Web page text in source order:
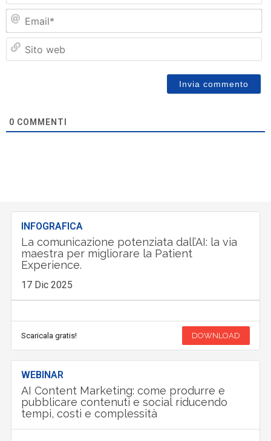
0 COMMENTI
INFOGRAFICA
La comunicazione potenziata dall’AI: la via
maestra per migliorare la Patient
Experience.
17 Dic 2025
Scaricala gratis! DOWNLOAD
WEBINAR
AI Content Marketing: come produrre e
pubblicare contenuti e social riducendo
tempi, costi e complessità